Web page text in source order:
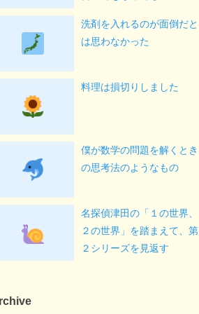
洗剤を入れるのが面倒だと
は思わなかった
料理は損切りしました
僕が数学の問題を解くとき
の思考法のようなもの
名探偵津田の「１の世界、
２の世界」を踏まえて、第
２シリーズを見返す